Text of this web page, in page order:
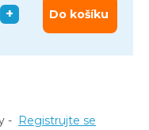
+ Do košíku
- Registrujte se